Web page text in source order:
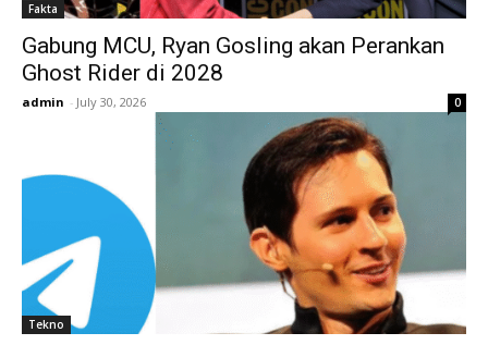
Fakta
Gabung MCU, Ryan Gosling akan Perankan
Ghost Rider di 2028
admin - July 30, 2026 0
Tekno